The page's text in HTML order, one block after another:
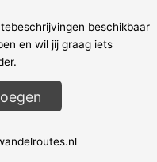
beschikbaar
en wil jij graag iets